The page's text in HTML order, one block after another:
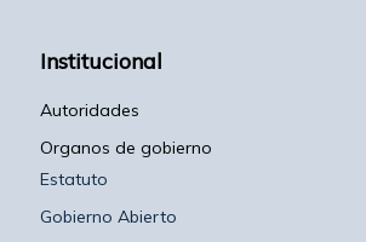
Institucional
Autoridades
Organos de gobierno
Estatuto
Gobierno Abierto